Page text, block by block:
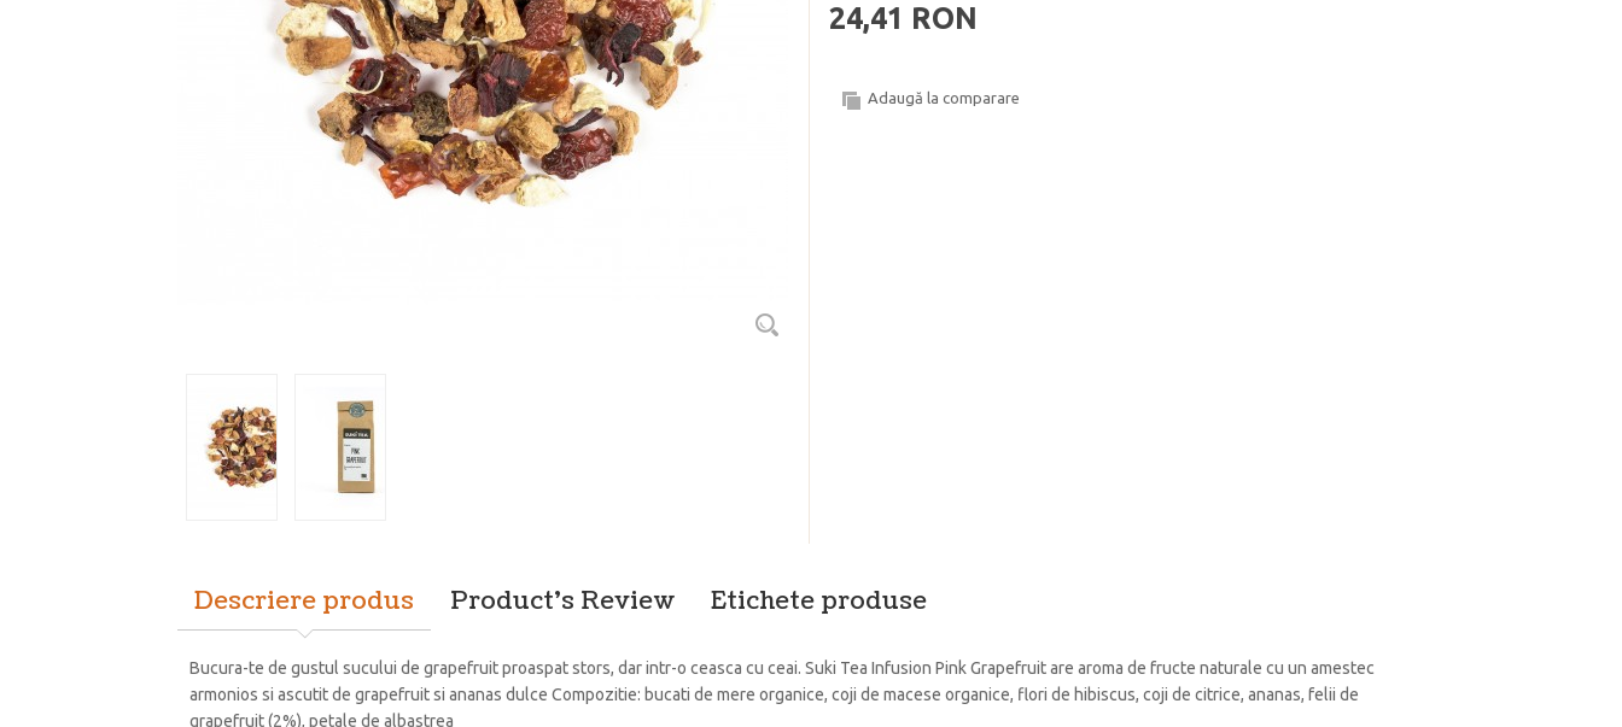
24,41 RON
Adaugă la comparare
Descriere produs Product's Review Etichete produse
Bucura-te de gustul sucului de grapefruit proaspat stors, dar intr-o ceasca cu ceai. Suki Tea Infusion Pink Grapefruit are aroma de fructe naturale cu un amestec
armonios si ascutit de grapefruit si ananas dulce Compozitie: bucati de mere organice, coji de macese organice, flori de hibiscus, coji de citrice, ananas, felii de
grapefruit (2%), petale de albastrea